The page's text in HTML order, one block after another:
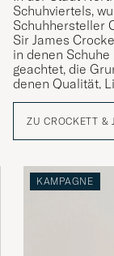
Schuhviertels,
Schuhhersteller
Sir James
in denen
geachtet, die
denen Qualität,
verwaltet.
ZU CROCKETT &
KAMPAGNE